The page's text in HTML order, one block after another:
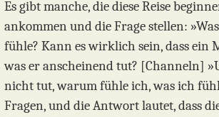
Es gibt manche, die diese Reise
ankommen und die Frage stellen:
fühle? Kann es wirklich sein, dass ein
was er anscheinend tut? [Channeln]
nicht tut, warum fühle ich, was ich
Fragen, und die Antwort lautet, dass